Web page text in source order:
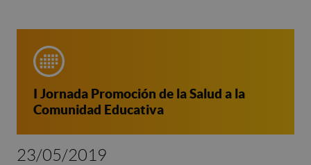
I Jornada Promoción de la Salud a la
Comunidad Educativa
23/05/2019